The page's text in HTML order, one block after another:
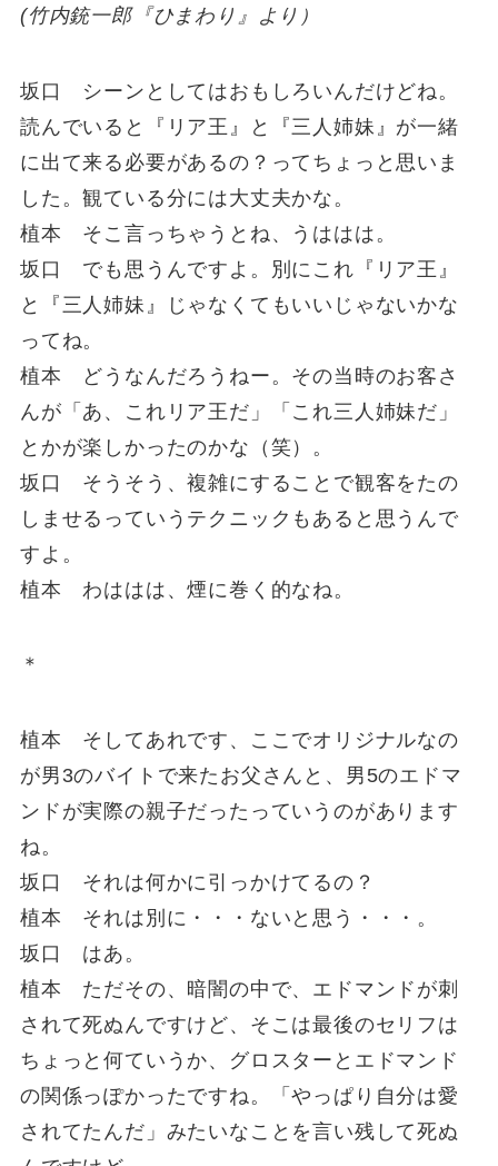
(竹内銃一郎『ひまわり』より）
坂口 シーンとしてはおもしろいんだけどね。
読んでいると『リア王』と『三人姉妹』が一緒
に出て来る必要があるの？ってちょっと思いま
した。観ている分には大丈夫かな。
植本 そこ言っちゃうとね、うははは。
坂口 でも思うんですよ。別にこれ『リア王』
と『三人姉妹』じゃなくてもいいじゃないかな
ってね。
植本 どうなんだろうねー。その当時のお客さ
んが「あ、これリア王だ」「これ三人姉妹だ」
とかが楽しかったのかな（笑）。
坂口 そうそう、複雑にすることで観客をたの
しませるっていうテクニックもあると思うんで
すよ。
植本 わははは、煙に巻く的なね。
＊
植本 そしてあれです、ここでオリジナルなの
が男3のバイトで来たお父さんと、男5のエドマ
ンドが実際の親子だったっていうのがあります
ね。
坂口 それは何かに引っかけてるの？
植本 それは別に・・・ないと思う・・・。
坂口 はあ。
植本 ただその、暗闇の中で、エドマンドが刺
されて死ぬんですけど、そこは最後のセリフは
ちょっと何ていうか、グロスターとエドマンド
の関係っぽかったですね。「やっぱり自分は愛
されてたんだ」みたいなことを言い残して死ぬ